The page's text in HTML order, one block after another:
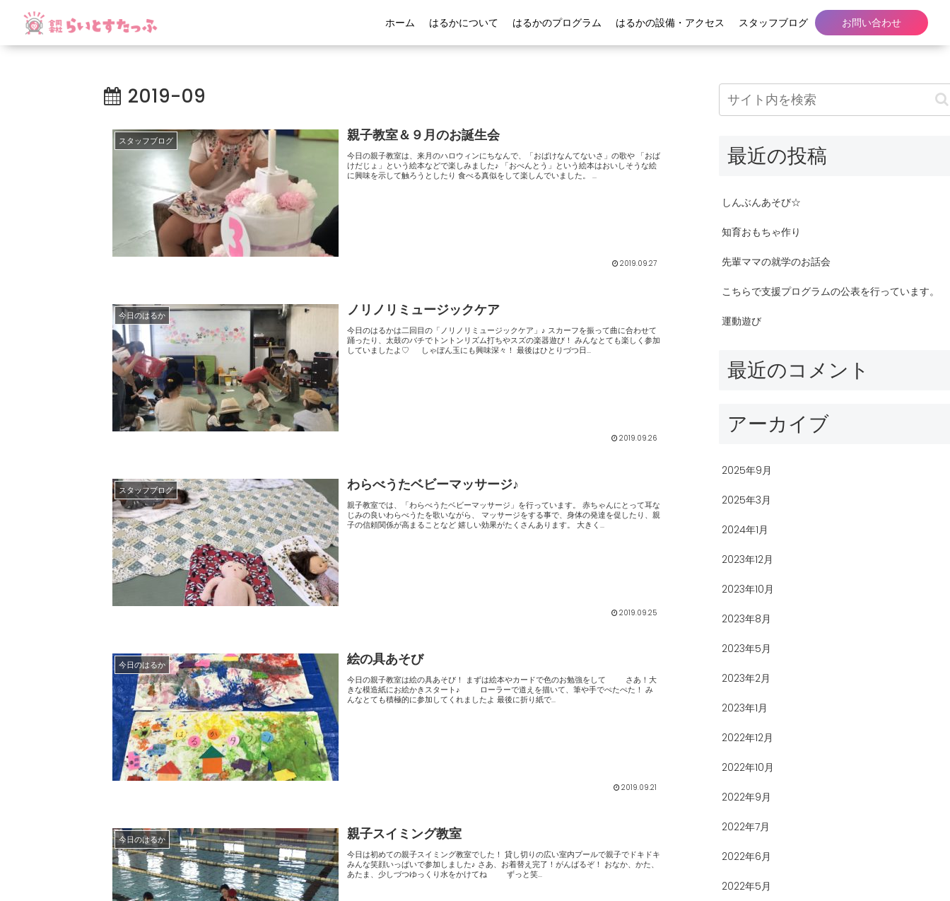
ホーム はるかについて はるかのプログラム はるかの設備・アクセス スタッフブログ お問い合わせ
2019-09
スタッフブログ 親子教室＆９月のお誕生会
今日の親子教室は、来月のハロウィンにちなんで、「おばけなんてないさ」の歌や 「おば
けだじょ」という絵本などで楽しみました♪ 「おべんとう」という絵本はおいしそうな絵
に興味を示して触ろうとしたり 食べる真似をして楽しんでいました。 ...
2019.09.27
今日のはるか ノリノリミュージックケア
今日のはるかは二回目の「ノリノリミュージックケア」♪ スカーフを振って曲に合わせて
踊ったり、太鼓のバチでトントンリズム打ちやスズの楽器遊び！ みんなとても楽しく参加
していましたよ♡ しゃぼん玉にも興味深々！ 最後はひとりづつ日...
2019.09.26
スタッフブログ わらべうたベビーマッサージ♪
親子教室では、「わらべうたベビーマッサージ」を行っています。 赤ちゃんにとって耳な
じみの良いわらべうたを歌いながら、 マッサージをする事で、身体の発達を促したり、親
子の信頼関係が高まることなど 嬉しい効果がたくさんあります。 大きく...
2019.09.25
今日のはるか 絵の具あそび
今日の親子教室は絵の具あそび！ まずは絵本やカードで色のお勉強をして さあ！大
きな模造紙にお絵かきスタート♪ ローラーで道えを描いて、筆や手でぺたぺた！ み
んなとても積極的に参加してくれましたよ 最後に折り紙で...
2019.09.21
今日のはるか 親子スイミング教室
今日は初めての親子スイミング教室でした！ 貸し切りの広い室内プールで親子でドキドキ
みんな笑顔いっぱいで参加しました♪ さあ、お着替え完了！がんばるぞ！ おなか、かた、
あたま、少しづつゆっくり水をかけてね ずっと笑...
最近の投稿
しんぶんあそび☆
知育おもちゃ作り
先輩ママの就学のお話会
こちらで支援プログラムの公表を行っています。
運動遊び
最近のコメント
アーカイブ
2025年9月
2025年3月
2024年1月
2023年12月
2023年10月
2023年8月
2023年5月
2023年2月
2023年1月
2022年12月
2022年10月
2022年9月
2022年7月
2022年6月
2022年5月